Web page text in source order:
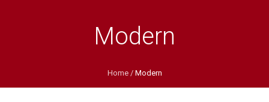
Modern
Home / Modern